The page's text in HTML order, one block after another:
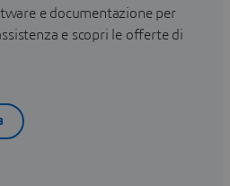
e documentazione per
e scopri le offerte di